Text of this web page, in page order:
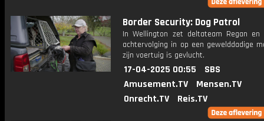
Border Security: Dog Patrol
In Wellington zet deltateam Regan en
achtervolging in op een gewelddadige
zijn voertuig is gevlucht.
17-04-2025 00:55
SBS
Amusement.TV
Mensen.TV
Onrecht.TV
Reis.TV